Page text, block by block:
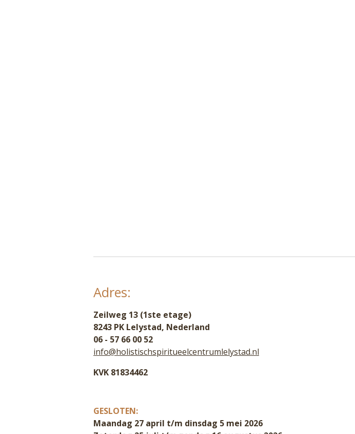
Adres:
Zeilweg 13 (1ste etage)
8243 PK Lelystad, Nederland
06 - 57 66 00 52
info@holistischspiritueelcentrumlelystad.nl
KVK 81834462
GESLOTEN:
Maandag 27 april t/m dinsdag 5 mei 2026